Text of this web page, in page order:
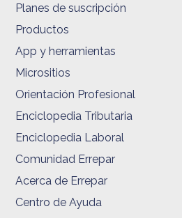
Planes de suscripción
Productos
App y herramientas
Micrositios
Orientación Profesional
Enciclopedia Tributaria
Enciclopedia Laboral
Comunidad Errepar
Acerca de Errepar
Centro de Ayuda